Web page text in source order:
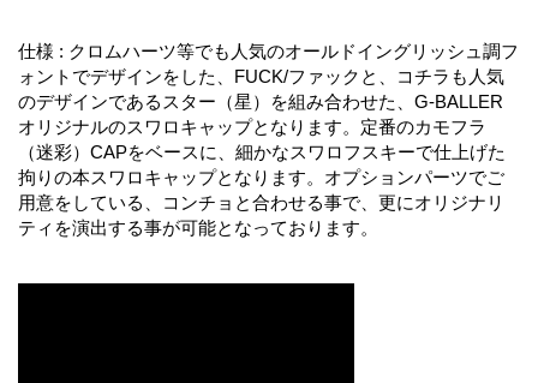
仕様 : クロムハーツ等でも人気のオールドイングリッシュ調フ
ォントでデザインをした、FUCK/ファックと、コチラも人気
のデザインであるスター（星）を組み合わせた、G-BALLER
オリジナルのスワロキャップとなります。定番のカモフラ
（迷彩）CAPをベースに、細かなスワロフスキーで仕上げた
拘りの本スワロキャップとなります。オプションパーツでご
用意をしている、コンチョと合わせる事で、更にオリジナリ
ティを演出する事が可能となっております。